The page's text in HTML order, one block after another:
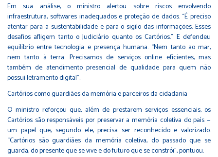
Em sua análise, o ministro alertou sobre riscos envolvendo
infraestrutura, softwares inadequados e proteção de dados. “É preciso
atentar para a sustentabilidade e para o sigilo das informações. Esses
desafios afligem tanto o Judiciário quanto os Cartórios.” E defendeu
equilíbrio entre tecnologia e presença humana. “Nem tanto ao mar,
nem tanto à terra. Precisamos de serviços online eficientes, mas
também de atendimento presencial de qualidade para quem não
possui letramento digital”.
Cartórios como guardiães da memória e parceiros da cidadania
O ministro reforçou que, além de prestarem serviços essenciais, os
Cartórios são responsáveis por preservar a memória coletiva do país —
um papel que, segundo ele, precisa ser reconhecido e valorizado.
“Cartórios são guardiães da memória coletiva, do passado que se
guarda, do presente que se vive e do futuro que se constrói”, pontuou.